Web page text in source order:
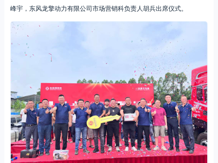
峰宇，东风龙擎动力有限公司市场营销科负责人胡兵出席仪式。